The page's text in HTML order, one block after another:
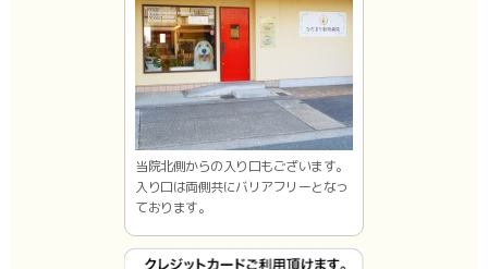
当院北側からの入り口もございます。
入り口は両側共にバリアフリーとなっ
ております。